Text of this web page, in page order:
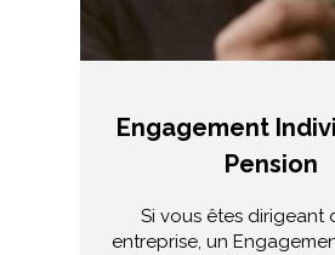
Engagement
Pension
Si vous êtes dirigeant
entreprise, un